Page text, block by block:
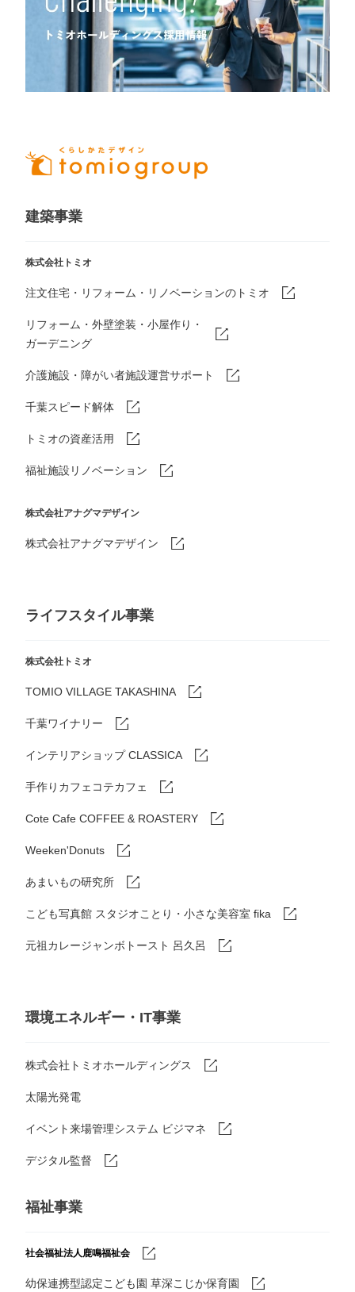
建築事業
株式会社トミオ
注文住宅・リフォーム・リノベーションのトミオ
リフォーム・外壁塗装・小屋作り・
ガーデニング
介護施設・障がい者施設運営サポート
千葉スピード解体
トミオの資産活用
福祉施設リノベーション
株式会社アナグマデザイン
株式会社アナグマデザイン
ライフスタイル事業
株式会社トミオ
TOMIO VILLAGE TAKASHINA
千葉ワイナリー
インテリアショップ CLASSICA
手作りカフェコテカフェ
Cote Cafe COFFEE & ROASTERY
Weeken'Donuts
あまいもの研究所
こども写真館 スタジオことり・小さな美容室 fika
元祖カレージャンボトースト 呂久呂
環境エネルギー・IT事業
株式会社トミオホールディングス
太陽光発電
イベント来場管理システム ビジマネ
デジタル監督
福祉事業
社会福祉法人鹿鳴福祉会
幼保連携型認定こども園 草深こじか保育園